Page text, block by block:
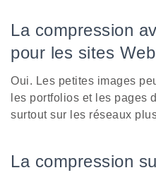
La compression
pour les sites
Oui. Les petites images
les portfolios et les pages
surtout sur les réseaux
La compression